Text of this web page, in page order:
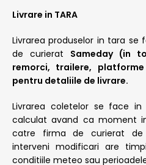
Livrare in TARA
Livrarea produselor in tara
de curierat Sameday (in
remorci, trailere,
pentru detaliile de livrare.
Livrarea coletelor se face
calculat avand ca moment
catre firma de curierat de
interveni modificari are
conditiile meteo sau